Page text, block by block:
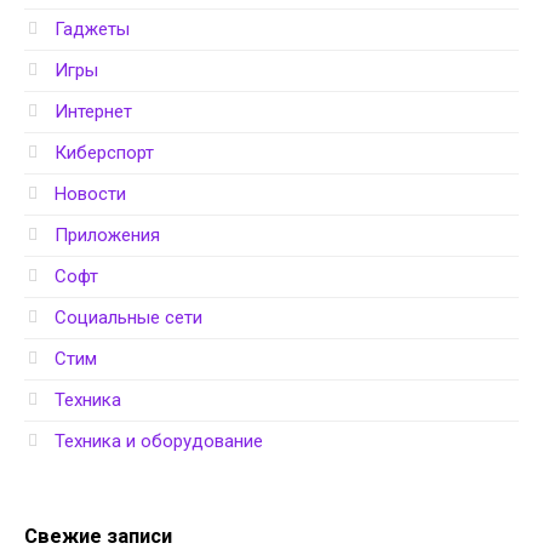
Гаджеты
Игры
Интернет
Киберспорт
Новости
Приложения
Софт
Социальные сети
Стим
Техника
Техника и оборудование
Свежие записи